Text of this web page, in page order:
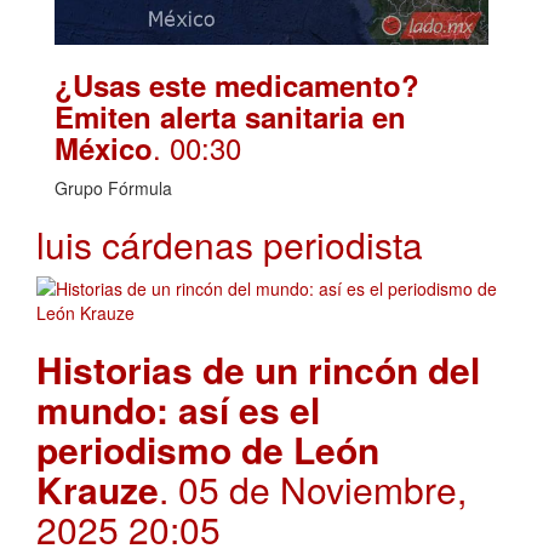
¿Usas este medicamento?
Emiten alerta sanitaria en
México. 00:30
Grupo Fórmula
luis cárdenas periodista
Historias de un rincón del
mundo: así es el
periodismo de León
Krauze. 05 de Noviembre,
2025 20:05